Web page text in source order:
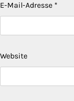
E-Mail-Adresse *
Website